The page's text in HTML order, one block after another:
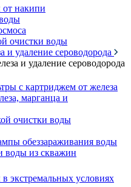
накипи
очистки воды
и удаление сероводорода
и удаление сероводорода
с картриджем от железа
марганца и
очистки воды
обеззараживания воды
воды из скважин
экстремальных условиях